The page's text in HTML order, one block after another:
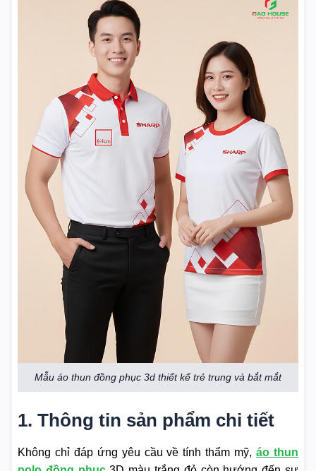
Mẫu áo thun đồng phục 3d thiết kế trẻ trung và bắt mắt
1. Thông tin sản phẩm chi tiết
Không chỉ đáp ứng yêu cầu về tính thẩm mỹ,áo thun